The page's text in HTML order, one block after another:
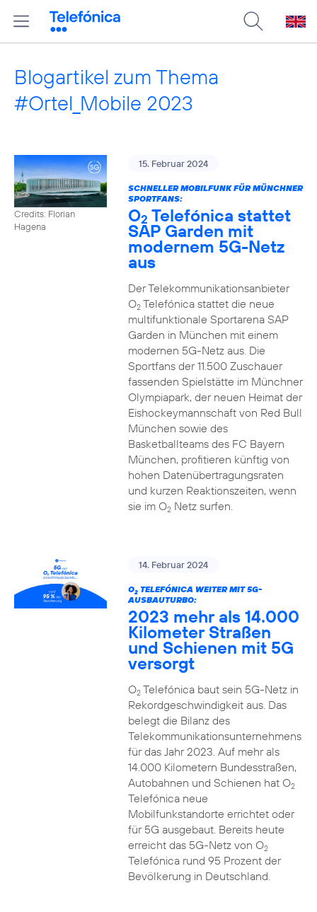
Blogartikel zum Thema
#Ortel_Mobile 2023
Credits: Florian
Hagena
15. Februar 2024
SCHNELLER MOBILFUNK FÜR MÜNCHNER
SPORTFANS:
O2 Telefónica stattet
SAP Garden mit
modernem 5G-Netz
aus
Der Telekommunikationsanbieter
O2Telefónica stattet die neue
multifunktionale Sportarena SAP
Garden in München mit einem
modernen 5G-Netz aus. Die
Sportfans der 11.500 Zuschauer
fassenden Spielstätte im Münchner
Olympiapark, der neuen Heimat der
Eishockeymannschaft von Red Bull
München sowie des
Basketballteams des FC Bayern
München, profitieren künftig von
hohen Datenübertragungsraten
und kurzen Reaktionszeiten, wenn
sie im O2Netz surfen.
14. Februar 2024
O2TELEFÓNICA WEITER MIT 5G-
AUSBAUTURBO:
2023 mehr als 14.000
Kilometer Straßen
und Schienen mit 5G
versorgt
O2Telefónica baut sein 5G-Netz in
Rekordgeschwindigkeit aus. Das
belegt die Bilanz des
Telekommunikationsunternehmens
für das Jahr 2023. Auf mehr als
14.000 Kilometern Bundesstraßen,
Autobahnen und Schienen hat O2
Telefónica neue
Mobilfunkstandorte errichtet oder
für 5G ausgebaut. Bereits heute
erreicht das 5G-Netz von O2
Telefónica rund 95 Prozent der
Bevölkerung in Deutschland.